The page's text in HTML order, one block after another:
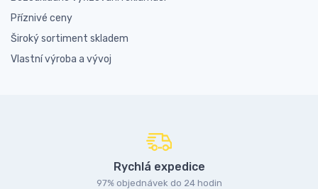
Příznivé ceny
Široký sortiment skladem
Vlastní výroba a vývoj
Rychlá expedice
97% objednávek do 24 hodin